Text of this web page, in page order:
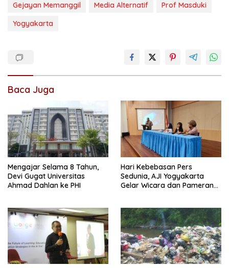
Gejayan Memanggil Media Alternatif
Prof Masduki
Yogyakarta
Baca Juga
Mengajar Selama 8 Tahun,
Devi Gugat Universitas
Ahmad Dahlan ke PHI
Hari Kebebasan Pers
Sedunia, AJI Yogyakarta
Gelar Wicara dan Pameran